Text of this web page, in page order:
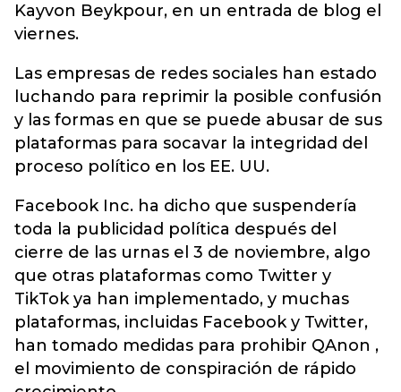
Kayvon Beykpour, en un entrada de blog el
viernes.
Las empresas de redes sociales han estado
luchando para reprimir la posible confusión
y las formas en que se puede abusar de sus
plataformas para socavar la integridad del
proceso político en los EE. UU.
Facebook Inc. ha dicho que suspendería
toda la publicidad política después del
cierre de las urnas el 3 de noviembre, algo
que otras plataformas como Twitter y
TikTok ya han implementado, y muchas
plataformas, incluidas Facebook y Twitter,
han tomado medidas para prohibir QAnon ,
el movimiento de conspiración de rápido